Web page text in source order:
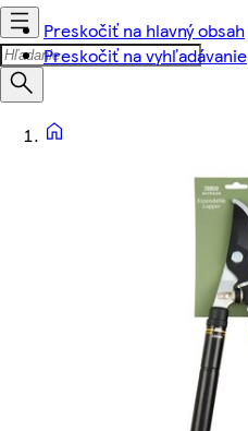
Preskočiť na hlavný obsah
Preskočiť na vyhľadávanie